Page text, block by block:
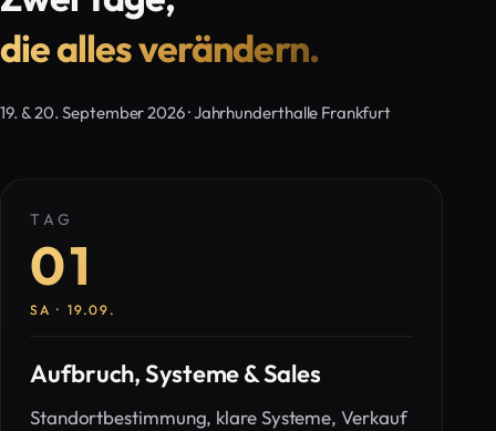
die alles verändern.
19. & 20. September 2026 · Jahrhunderthalle Frankfurt
TAG
01
SA · 19.09.
Aufbruch, Systeme & Sales
Standortbestimmung, klare Systeme, Verkauf